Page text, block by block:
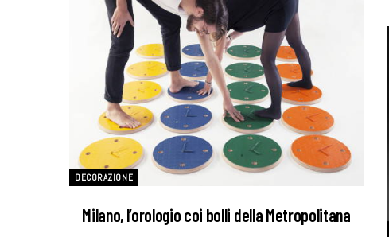
DECORAZIONE
Milano, l’orologio coi bolli della Metropolitana